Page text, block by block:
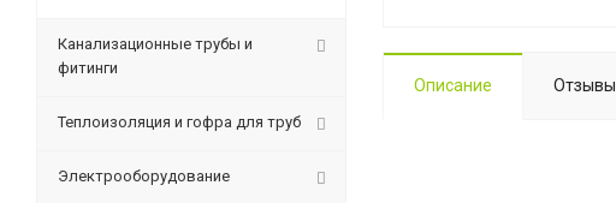
Описание Отзывы
Канализационные трубы и
фитинги
Теплоизоляция и гофра для труб
Электрооборудование